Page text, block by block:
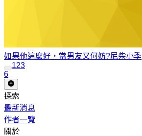
如果他這麼好，當男友又何妨?尼柴小季
123
6
探索
最新消息
作者一覽
關於